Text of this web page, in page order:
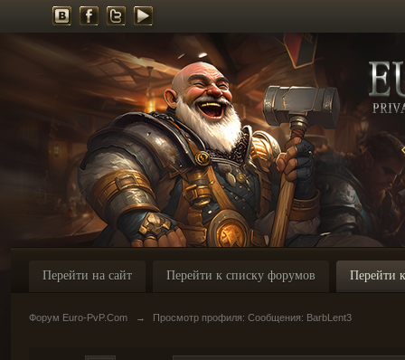
Перейти на сайт Перейти к списку форумов Перейти
Форум Euro-PvP.Com → Просмотр профиля: Сообщения: BarbLent3